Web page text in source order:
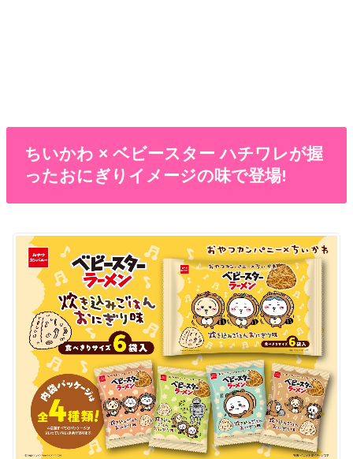
ちいかわ × ベビースター ハチワレが握
ったおにぎりイメージの味で登場!